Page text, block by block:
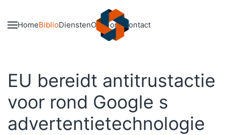
Skip to main content
HomeBiblioDienstenOver onsContact
EU bereidt antitrustactie
voor rond Google s
advertentietechnologie